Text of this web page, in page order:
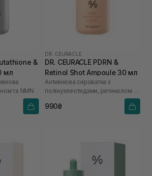
&
мл
та NMN
DR. CEURACLE
DR. CEURACLE PDRN &
Retinol Shot Ampoule 30 мл
Антивікова сироватка з
полінуклеотидами, ретинолом та
990₴